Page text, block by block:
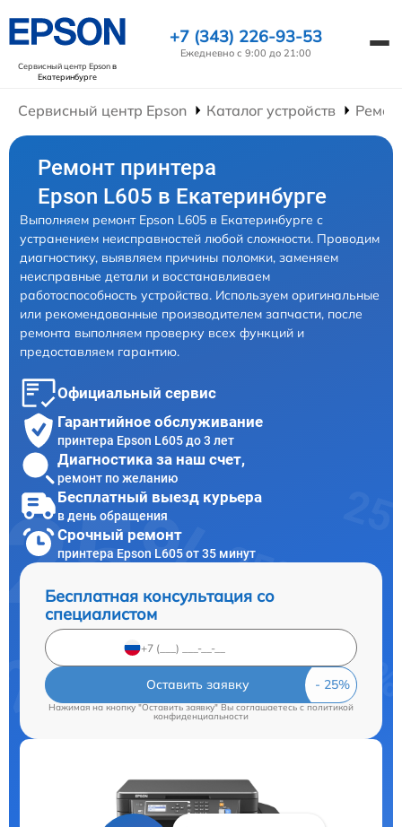
Сервисный центр Epsonв
Екатеринбурге
+7 (343) 226-93-53
Ежедневно с 9:00 до 21:00
Сервисный центр Epson Каталог устройств
Ремонт принтера
Epson L605 в Екатеринбурге
Выполняем ремонт Epson L605 в Екатеринбурге с
устранением неисправностей любой сложности. Проводим
диагностику, выявляем причины поломки, заменяем
неисправные детали и восстанавливаем
работоспособность устройства. Используем оригинальные
или рекомендованные производителем запчасти, после
ремонта выполняем проверку всех функций и
предоставляем гарантию.
Официальный сервис
Гарантийное обслуживание
принтера Epson L605 до 3 лет
Диагностика за наш счет,
ремонт по желанию
Бесплатный выезд курьера
в день обращения
Срочный ремонт
принтера Epson L605 от 35 минут
Бесплатная консультация со
специалистом
Оставить заявку
Нажимая на кнопку "Оставить заявку" Вы соглашаетесь cполитикой
конфиденциальности